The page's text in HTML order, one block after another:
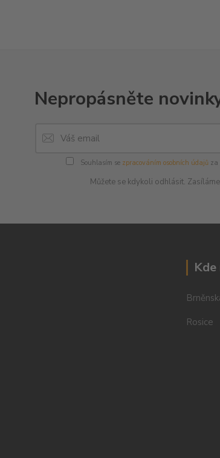
Nepropásněte
Souhlasím se zpracováním osobních údajůza
Můžete se kdykoli odhlásit.
Rosice